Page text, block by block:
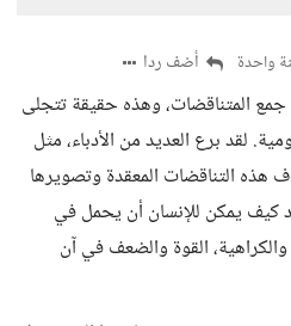
واحدة أضف ردا
جمع المتناقضات، وهذه حقيقة تتجلى
لقد برع العديد من الأدباء، مثل
التناقضات المعقدة وتصويرها
يمكن للإنسان أن يحمل في
القوة والضعف في آن